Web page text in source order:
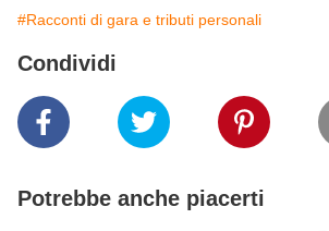
#Racconti di gara e tributi personali
Condividi
Potrebbe anche piacerti